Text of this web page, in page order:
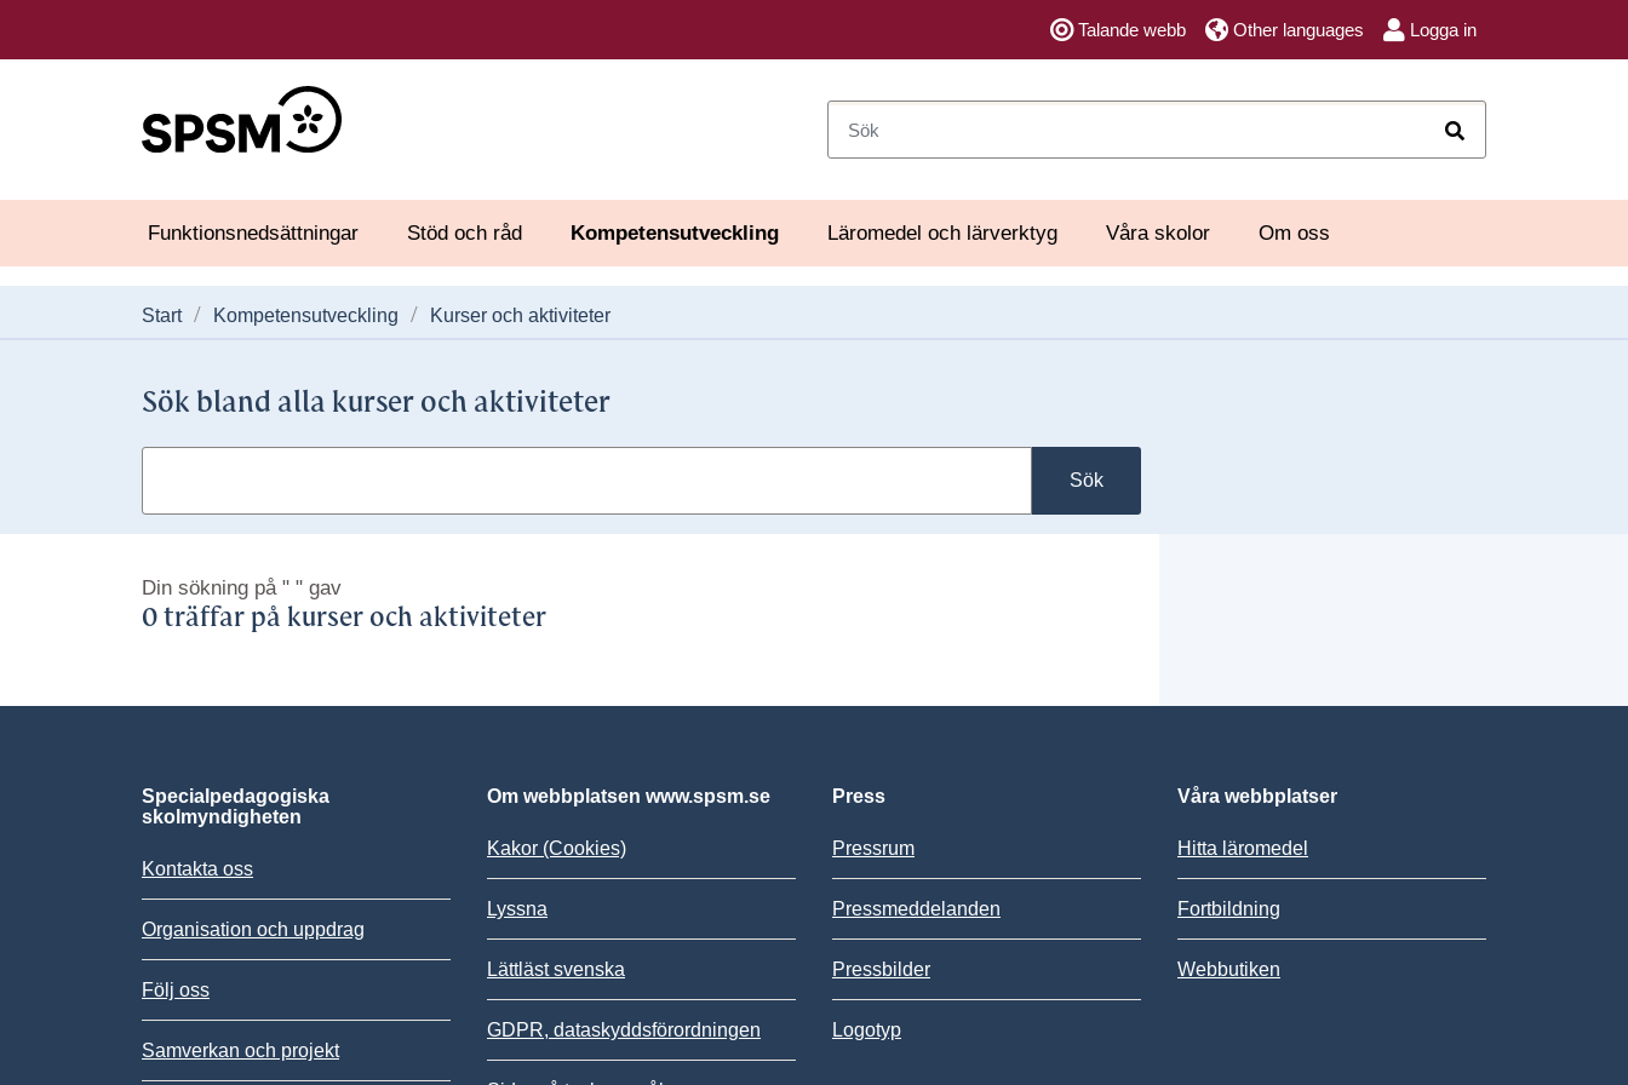
Talande webb Other languages Logga in
Funktionsnedsättningar Stöd och råd Kompetensutveckling Läromedel och lärverktyg Våra skolor Om oss
Start Kompetensutveckling Kurser och aktiviteter
Sök bland alla kurser och aktiviteter
Sök
Din sökning på " " gav
0 träffar på kurser och aktiviteter
Specialpedagogiska
skolmyndigheten
Kontakta oss
Organisation och uppdrag
Följ oss
Samverkan och projekt
Om webbplatsen www.spsm.se
Kakor (Cookies)
Lyssna
Lättläst svenska
GDPR, dataskyddsförordningen
Press
Pressrum
Pressmeddelanden
Pressbilder
Logotyp
Våra webbplatser
Hitta läromedel
Fortbildning
Webbutiken